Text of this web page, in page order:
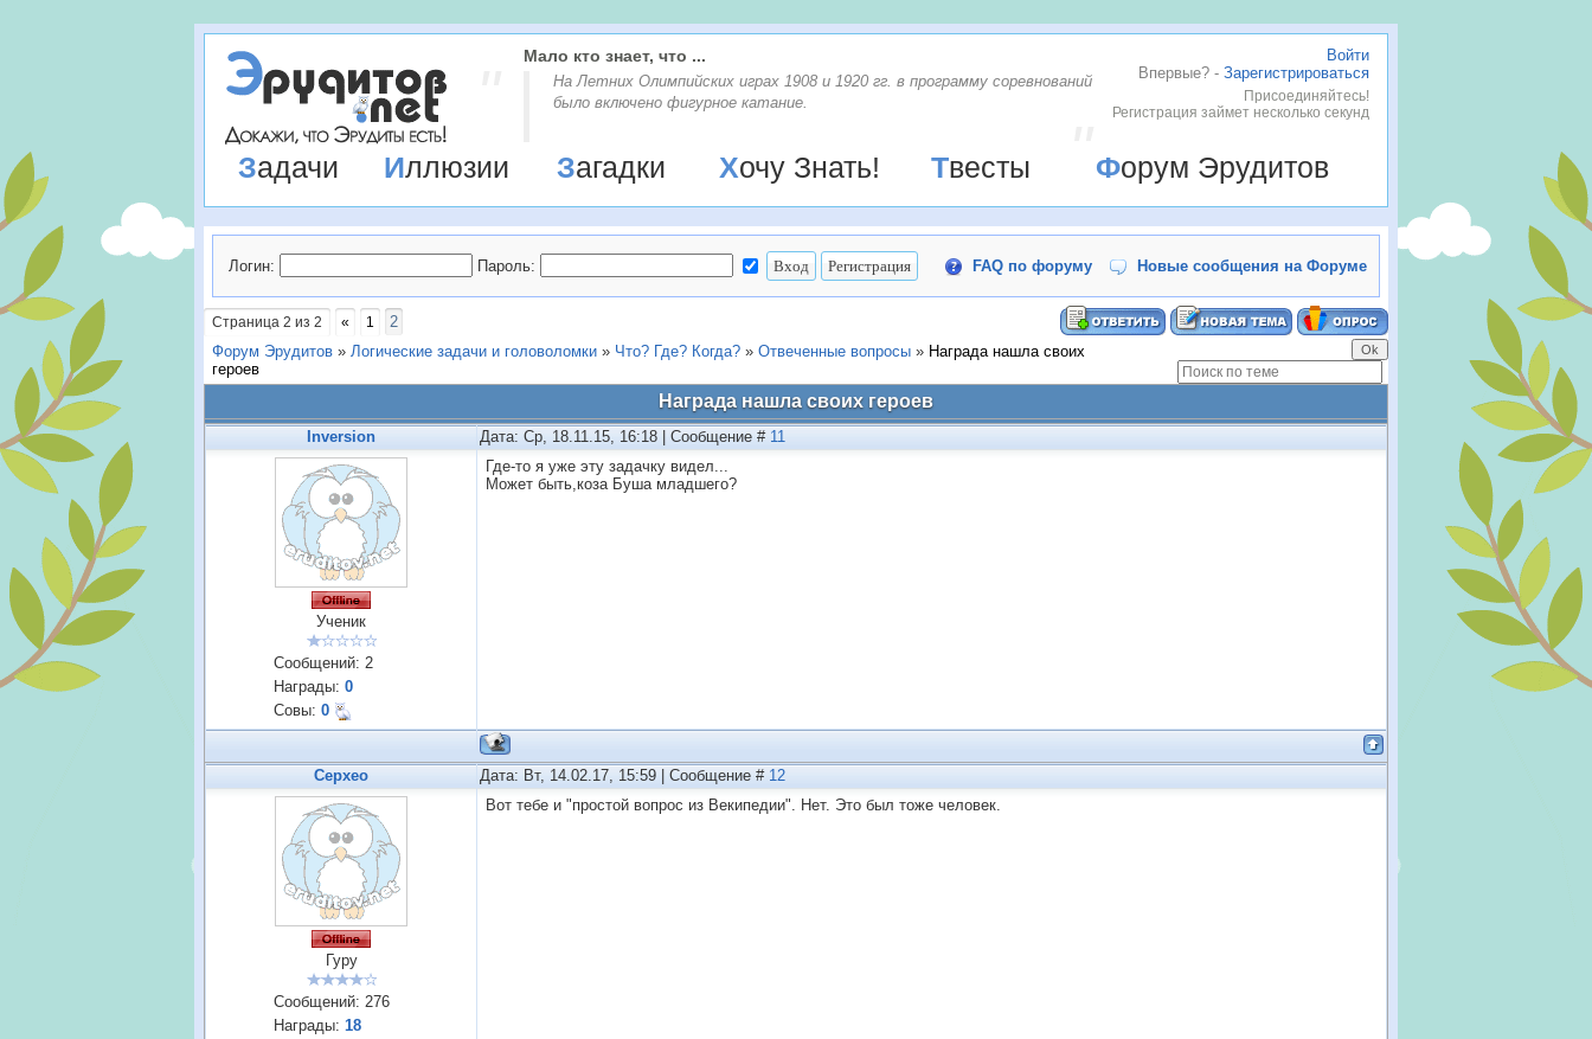
Войти
Впервые? - Зарегистрироваться
Присоединяйтесь!
Регистрация займет несколько секунд
Мало кто знает, что ...
На Летних Олимпийских играх 1908 и 1920 гг. в программу соревнований
было включено фигурное катание.
Задачи Иллюзии Загадки Хочу Знать! Твесты Форум Эрудитов
Логин: Пароль: FAQ по форуму Новые сообщения на Форуме
Страница 2 из 2 « 1
2
Форум Эрудитов » Логические задачи и головоломки » Что? Где? Когда? » Отвеченные вопросы » Награда нашла своих
героев
Награда нашла своих героев
Inversion Дата: Ср, 18.11.15, 16:18 | Сообщение # 11
Ученик
Сообщений: 2
Награды: 0
Совы: 0
Где-то я уже эту задачку видел...
Может быть,коза Буша младшего?
Cepxeo Дата: Вт, 14.02.17, 15:59 | Сообщение # 12
Гуру
Сообщений: 276
Награды: 18
Вот тебе и "простой вопрос из Векипедии". Нет. Это был тоже человек.